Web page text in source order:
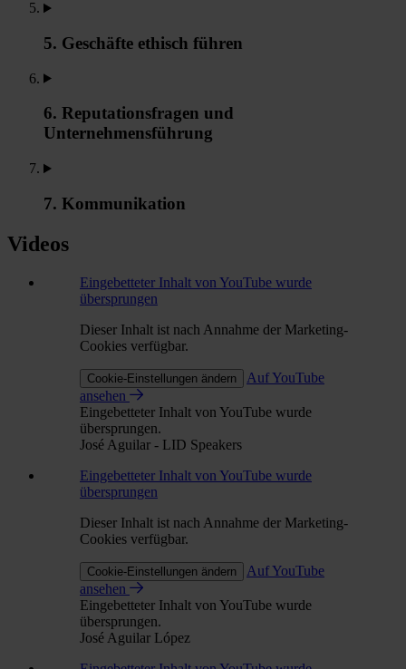
5. Geschäfte ethisch führen
6. Reputationsfragen und
Unternehmensführung
7. Kommunikation
Videos
Eingebetteter Inhalt von YouTube wurde
übersprungen
Dieser Inhalt ist nach Annahme der Marketing-
Cookies verfügbar.
Cookie-Einstellungen ändern
Auf YouTube
ansehen
Eingebetteter Inhalt von YouTube wurde
übersprungen.
José Aguilar - LID Speakers
Eingebetteter Inhalt von YouTube wurde
übersprungen
Dieser Inhalt ist nach Annahme der Marketing-
Cookies verfügbar.
Cookie-Einstellungen ändern
Auf YouTube
ansehen
Eingebetteter Inhalt von YouTube wurde
übersprungen.
José Aguilar López